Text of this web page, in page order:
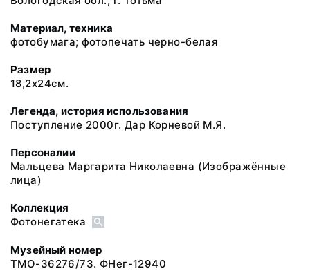
Материал, техника
фотобумага; фотопечать черно-белая
Размер
18,2х24см.
Легенда, история использования
Поступление 2000г. Дар Корневой М.Я.
Персоналии
Мальцева Маргарита Николаевна (Изображённые
лица)
Коллекция
Фотонегатека
Музейный номер
ТМО-36276/73. ФНег-12940